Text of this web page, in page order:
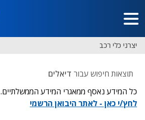
יצרני כלי רכב
תוצאות חיפוש עבור דיאלים
כל המידע נאסף ממאגרי המידע הממשלתיים.
לחץ/י כאן - לאתר היבואן הרשמי